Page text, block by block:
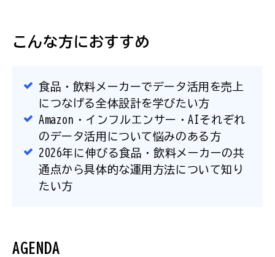
こんな方におすすめ
食品・飲料メーカーでデータ活用を売上
につなげる全体設計を学びたい方
Amazon・インフルエンサー・AIそれぞれ
のデータ活用について悩みのある方
2026年に伸びる食品・飲料メーカーの共
通点から具体的な運用方法について知り
たい方
AGENDA